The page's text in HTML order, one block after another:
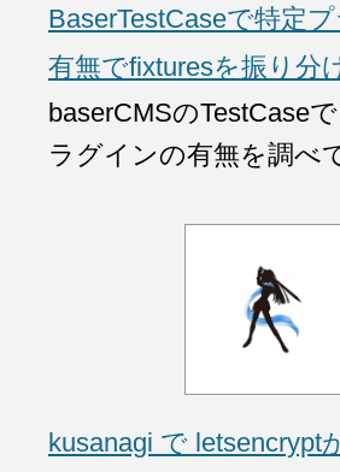
BaserTestCaseで特定
有無でfixturesを振り分
baserCMSのTestCase
ラグインの有無を調べ
kusanagi で letsencrypt